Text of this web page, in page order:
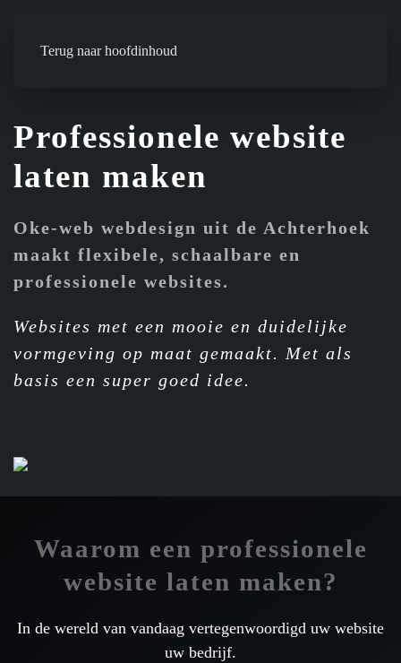
Terug naar hoofdinhoud
Professionele website
laten maken
Oke-web webdesign uit de Achterhoek
maakt flexibele, schaalbare en
professionele websites.
Websites met een mooie en duidelijke
vormgeving op maat gemaakt. Met als
basis een super goed idee.
Waarom een professionele
website laten maken?
In de wereld van vandaag vertegenwoordigd uw website
uw bedrijf.